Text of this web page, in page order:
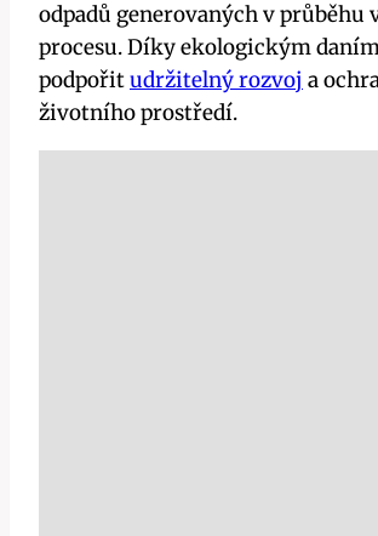
odpadů generovaných v průběhu
procesu. Díky ekologickým
podpořitudržitelný rozvoj a
životního prostředí.